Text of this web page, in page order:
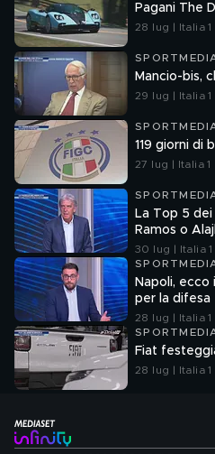
Pagani The
28 lug | Italia 1
Mancio-bis,
29 lug | Italia 1
119 giorni di
27 lug | Italia 1
La Top 5
Ramos o
30 lug | Italia 1
Napoli, ecco
per la difesa
28 lug | Italia 1
Fiat
28 lug | Italia 1